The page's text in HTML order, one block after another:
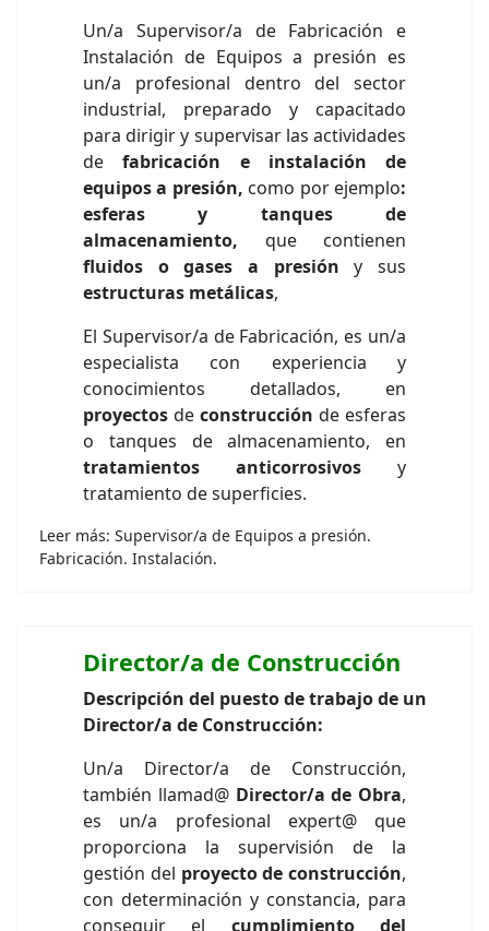
Un/a Supervisor/a de Fabricación e
Instalación de Equipos a presión es
un/a profesional dentro del sector
industrial, preparado y capacitado
para dirigir y supervisar las actividades
defabricación e instalación de
equipos a presión, como por ejemplo:
esferas y tanques de
almacenamiento, que contienen
fluidos o gases a presióny
sus
estructuras metálicas,
El Supervisor/a de Fabricación, es un/a
especialista con experiencia y
conocimientos detallados, en
proyectos de construcción de esferas
o tanques de almacenamiento, en
tratamientos anticorrosivos y
tratamiento de superficies.
Leer más: Supervisor/a de Equipos a presión.
Fabricación. Instalación.
Director/a de Construcción
Descripción del puesto de trabajo de un
Director/a de Construcción:
Un/a Director/a de Construcción,
también llamad@ Director/a de Obra,
es un/a profesional expert@ que
proporciona la supervisión de la
gestión del proyecto de construcción,
con determinación y constancia, para
conseguir el cumplimiento del